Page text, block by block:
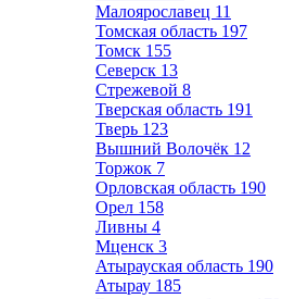
Малоярославец 11
Томская область 197
Томск 155
Северск 13
Стрежевой 8
Тверская область 191
Тверь 123
Вышний Волочёк 12
Торжок 7
Орловская область 190
Орел 158
Ливны 4
Мценск 3
Атырауская область 190
Атырау 185